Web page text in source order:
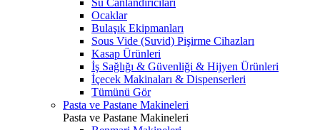
Su Canlandırıcıları
Ocaklar
Bulaşık Ekipmanları
Sous Vide (Suvid) Pişirme Cihazları
Kasap Ürünleri
İş Sağlığı & Güvenliği & Hijyen Ürünleri
İçecek Makinaları & Dispenserleri
Tümünü Gör
Pasta ve Pastane Makineleri
Pasta ve Pastane Makineleri